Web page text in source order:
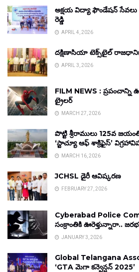
అక్షయ విద్యా ఫౌండేషన్ సేవలు
రెడ్డి
APRIL 4, 2026
దక్షిణాసియా టెక్స్‌టైల్
APRIL 3, 2026
FILM NEWS : ప్రపంచాన్ని
ట్రైలర్
MARCH 27, 2026
పొట్టి శ్రీరాములు 125వ
‘స్టాచ్యూ ఆఫ్ శాక్రిఫైస్’
MARCH 16, 2026
JCHSL డైరీ ఆవిష్కరణ
FEBRUARY 27, 2026
Cyberabad Police
సంక్రాంతికి ఊరెళ్తున్నారా..
JANUARY 3, 2026
Global Telangana
‘GTA మెగా కన్వెన్షన్ 2025’